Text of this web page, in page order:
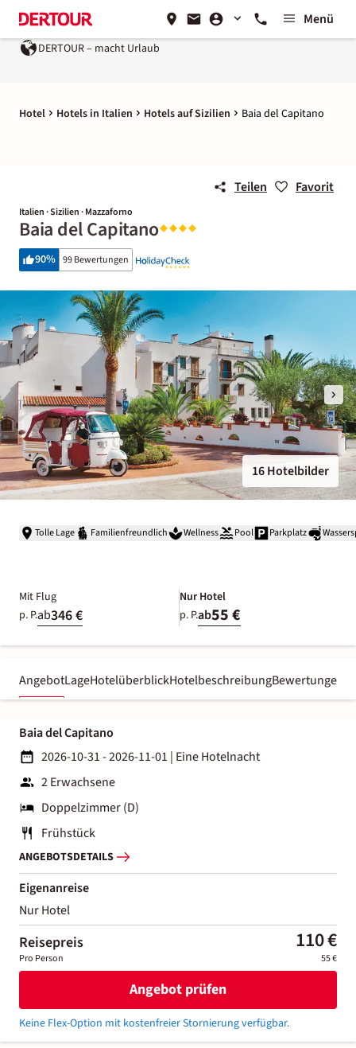
Menü
– macht Urlaub Ein Unternehmen der
Hotel Hotels in Italien Hotels auf Sizilien Baia del Capitano
Teilen Favorit
Italien · Sizilien · Mazzaforno
Baia del Capitano
90% 99 Bewertungen
16 Hotelbilder
Tolle Lage Familienfreundlich Wellness Pool Parkplatz
Mit Flug
p. P.ab346 €
Nur Hotel
p. P.ab55 €
AngebotLageHotelüberblickHotelbeschreibungBewertungen
Baia del Capitano
2026-10-31 - 2026-11-01 | Eine Hotelnacht
2 Erwachsene
Doppelzimmer (D)
Frühstück
ANGEBOTSDETAILS
Eigenanreise
Nur Hotel
Reisepreis 110 €
Pro Person 55 €
Angebot prüfen
Keine Flex-Option mit kostenfreier Stornierung verfügbar.